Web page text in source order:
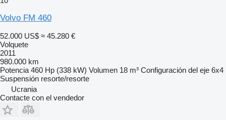
Volvo FM 460
52.000 US$ ≈ 45.280 €
Volquete
2011
980.000 km
Potencia 460 Hp (338 kW) Volumen 18 m³ Configuración del eje 6x4
Suspensión resorte/resorte
Ucrania
Contacte con el vendedor